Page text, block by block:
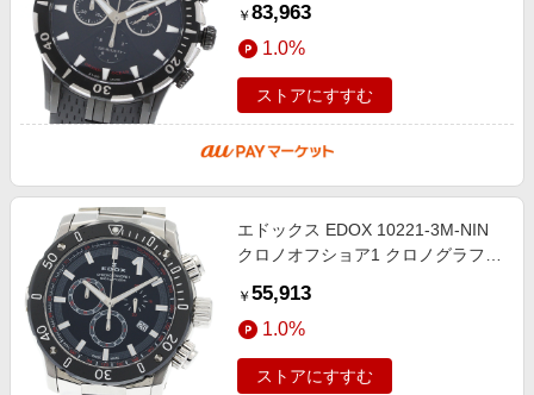
ンズ 箱・保証書付き
_921683【ev15
￥ 83,963
1.0%
ストアにすすむ
エドックス EDOX 10221-3M-NIN
クロノオフショア1 クロノグラフ
_939540【ev15】
￥ 55,913
1.0%
ストアにすすむ